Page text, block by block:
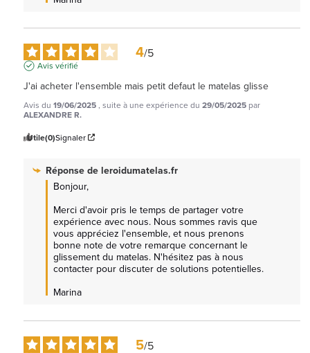
4/5
Avis vérifié
J'ai acheter l'ensemble mais petit defaut le matelas glisse
Avis du 19/06/2025, suite à une expérience du 29/05/2025 par
ALEXANDRE R.
Utile(0)Signaler
Réponse de leroidumatelas.fr
Bonjour,
Merci d'avoir pris le temps de partager votre
expérience avec nous. Nous sommes ravis que
vous appréciez l'ensemble, et nous prenons
bonne note de votre remarque concernant le
glissement du matelas. N'hésitez pas à nous
contacter pour discuter de solutions potentielles.
Marina
5/5